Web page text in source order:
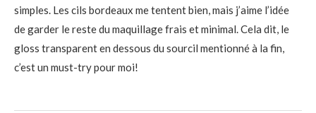
simples. Les cils bordeaux me tentent bien, mais j’aime l’idée
de garder le reste du maquillage frais et minimal. Cela dit, le
gloss transparent en dessous du sourcil mentionné à la fin,
c’est un must-try pour moi!